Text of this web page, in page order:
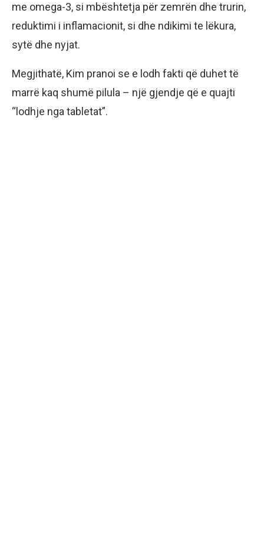
me omega-3, si mbështetja për zemrën dhe trurin,
reduktimi i inflamacionit, si dhe ndikimi te lëkura,
sytë dhe nyjat.
Megjithatë, Kim pranoi se e lodh fakti që duhet të
marrë kaq shumë pilula – një gjendje që e quajti
“lodhje nga tabletat”.